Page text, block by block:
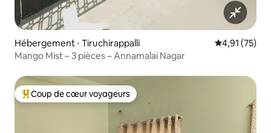
Hébergement ⋅ Tiruchirappalli Évaluation
4,91 (75)
Mango Mist – 3 pièces – Annamalai Nagar
Coups de cœur voyageurs les plus appréciés
Coup de cœur voyageurs